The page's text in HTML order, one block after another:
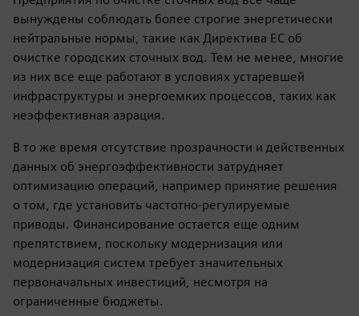
вынуждены соблюдать более строгие энергетически
нейтральные нормы, такие как Директива ЕС об
очистке городских сточных вод. Тем не менее, многие
из них все еще работают в условиях устаревшей
инфраструктуры и энергоемких процессов, таких как
неэффективная аэрация.
В то же время отсутствие прозрачности и действенных
данных об энергоэффективности затрудняет
оптимизацию операций, например принятие решения
о том, где установить частотно-регулируемые
приводы. Финансирование остается еще одним
препятствием, поскольку модернизация или
модернизация систем требует значительных
первоначальных инвестиций, несмотря на
ограниченные бюджеты.